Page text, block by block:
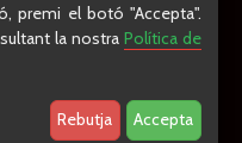
premi el botó "Accepta".
la nostra Política de
Rebutja Accepta